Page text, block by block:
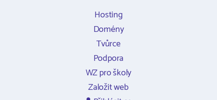
Hosting
Domény
Tvůrce
Podpora
WZ pro školy
Založit web